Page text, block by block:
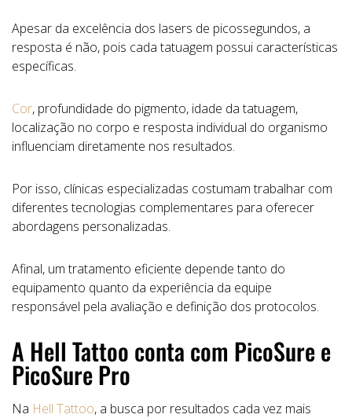
Apesar da excelência dos lasers de picossegundos, a
resposta é não, pois cada tatuagem possui características
específicas.
Cor, profundidade do pigmento, idade da tatuagem,
localização no corpo e resposta individual do organismo
influenciam diretamente nos resultados.
Por isso, clínicas especializadas costumam trabalhar com
diferentes tecnologias complementares para oferecer
abordagens personalizadas.
Afinal, um tratamento eficiente depende tanto do
equipamento quanto da experiência da equipe
responsável pela avaliação e definição dos protocolos.
A Hell Tattoo conta com PicoSure e
PicoSure Pro
Na Hell Tattoo, a busca por resultados cada vez mais